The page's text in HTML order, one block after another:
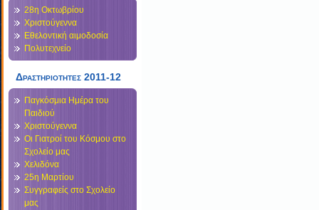
28η Οκτωβρίου
Χριστούγεννα
Εθελοντική αιμοδοσία
Πολυτεχνείο
Δραστηριοτητες 2011-12
Παγκόσμια Ημέρα του
Παιδιού
Χριστούγεννα
Οι Γιατροί του Κόσμου στο
Σχολείο μας
Χελιδόνα
25η Μαρτίου
Συγγραφείς στο Σχολείο
μας